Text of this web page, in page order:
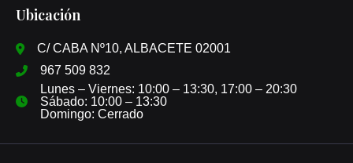
Ubicación
C/ CABA Nº10, ALBACETE 02001
967 509 832
Lunes – Viernes: 10:00 – 13:30, 17:00 – 20:30
Sábado: 10:00 – 13:30
Domingo: Cerrado